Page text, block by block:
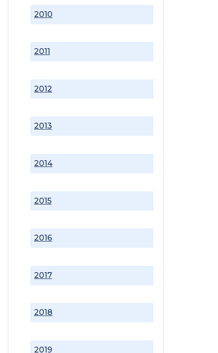
2010
2011
2012
2013
2014
2015
2016
2017
2018
2019